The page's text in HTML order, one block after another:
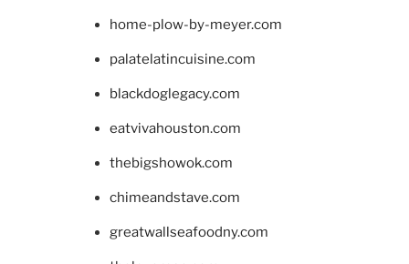
home-plow-by-meyer.com
palatelatincuisine.com
blackdoglegacy.com
eatvivahouston.com
thebigshowok.com
chimeandstave.com
greatwallseafoodny.com